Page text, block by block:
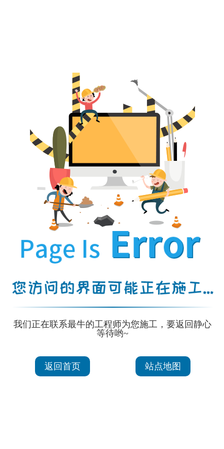
我们正在联系最牛的工程师为您施工，要返回静心
等待哟~
返回首页 站点地图